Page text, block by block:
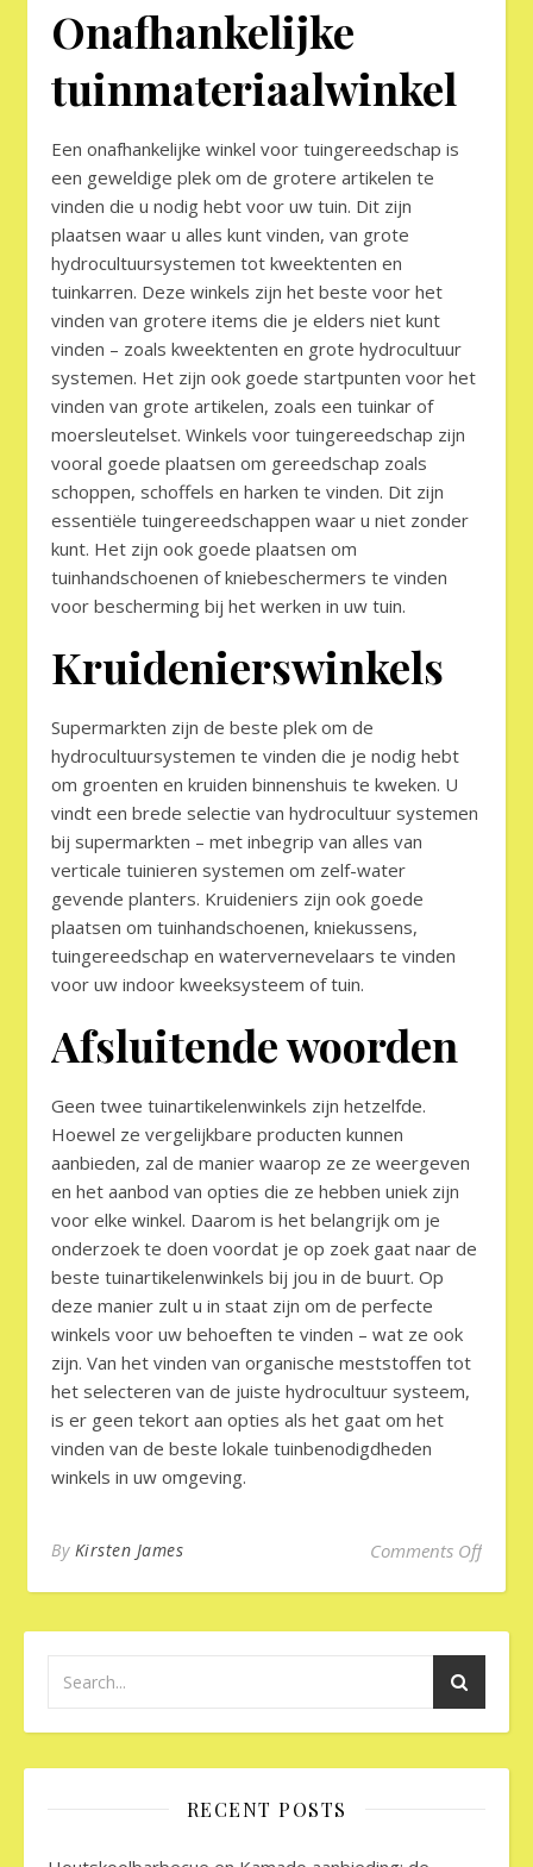
Onafhankelijke
tuinmateriaalwinkel
Een onafhankelijke winkel voor tuingereedschap is
een geweldige plek om de grotere artikelen te
vinden die u nodig hebt voor uw tuin. Dit zijn
plaatsen waar u alles kunt vinden, van grote
hydrocultuursystemen tot kweektenten en
tuinkarren. Deze winkels zijn het beste voor het
vinden van grotere items die je elders niet kunt
vinden – zoals kweektenten en grote hydrocultuur
systemen. Het zijn ook goede startpunten voor het
vinden van grote artikelen, zoals een tuinkar of
moersleutelset. Winkels voor tuingereedschap zijn
vooral goede plaatsen om gereedschap zoals
schoppen, schoffels en harken te vinden. Dit zijn
essentiële tuingereedschappen waar u niet zonder
kunt. Het zijn ook goede plaatsen om
tuinhandschoenen of kniebeschermers te vinden
voor bescherming bij het werken in uw tuin.
Kruidenierswinkels
Supermarkten zijn de beste plek om de
hydrocultuursystemen te vinden die je nodig hebt
om groenten en kruiden binnenshuis te kweken. U
vindt een brede selectie van hydrocultuur systemen
bij supermarkten – met inbegrip van alles van
verticale tuinieren systemen om zelf-water
gevende planters. Kruideniers zijn ook goede
plaatsen om tuinhandschoenen, kniekussens,
tuingereedschap en watervernevelaars te vinden
voor uw indoor kweeksysteem of tuin.
Afsluitende woorden
Geen twee tuinartikelenwinkels zijn hetzelfde.
Hoewel ze vergelijkbare producten kunnen
aanbieden, zal de manier waarop ze ze weergeven
en het aanbod van opties die ze hebben uniek zijn
voor elke winkel. Daarom is het belangrijk om je
onderzoek te doen voordat je op zoek gaat naar de
beste tuinartikelenwinkels bij jou in de buurt. Op
deze manier zult u in staat zijn om de perfecte
winkels voor uw behoeften te vinden – wat ze ook
zijn. Van het vinden van organische meststoffen tot
het selecteren van de juiste hydrocultuur systeem,
is er geen tekort aan opties als het gaat om het
vinden van de beste lokale tuinbenodigdheden
winkels in uw omgeving.
By Kirsten James Comments Offon
RECENT POSTS